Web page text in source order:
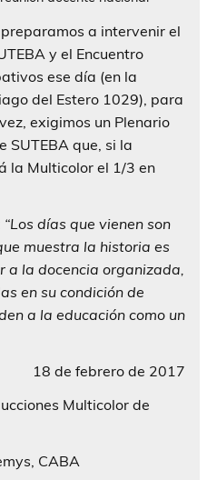
a intervenir el
y el Encuentro
ese día (en la
del Estero 1029), para
exigimos un Plenario
SUTEBA que, si la
la Multicolor el 1/3 en
“Los días que vienen son
muestra la historia es
a la docencia organizada,
en su condición de
a la educación como un
18 de febrero de 2017
Multicolor de
CABA